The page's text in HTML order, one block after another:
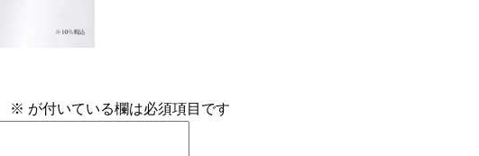
※ が付いている欄は必須項目です